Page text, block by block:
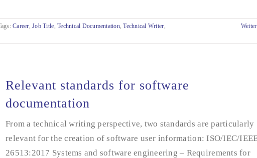
Career,Job Title,Technical Documentation,Technical Writer,
Relevant standards for software
documentation
From a technical writing perspective, two standards are particularly
relevant for the creation of software user information: ISO/IEC/
26513:2017 Systems and software engineering – Requirements for